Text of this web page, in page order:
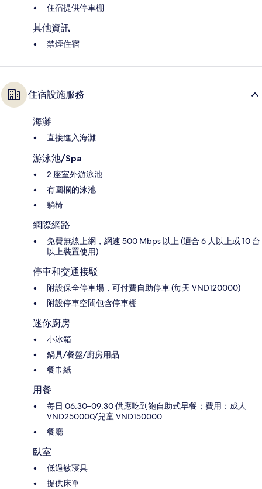
住宿提供停車棚
其他資訊
禁煙住宿
住宿設施服務
海灘
直接進入海灘
游泳池/Spa
2 座室外游泳池
有圍欄的泳池
躺椅
網際網路
免費無線上網，網速 500 Mbps 以上 (適合 6 人以上或 10 台
以上裝置使用)
停車和交通接駁
附設保全停車場，可付費自助停車 (每天 VND120000)
附設停車空間包含停車棚
迷你廚房
小冰箱
鍋具/餐盤/廚房用品
餐巾紙
用餐
每日 06:30–09:30 供應吃到飽自助式早餐；費用：成人
VND250000/兒童 VND150000
餐廳
臥室
低過敏寢具
提供床單